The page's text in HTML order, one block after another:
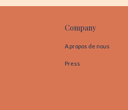
Company
A propos de nous
Press